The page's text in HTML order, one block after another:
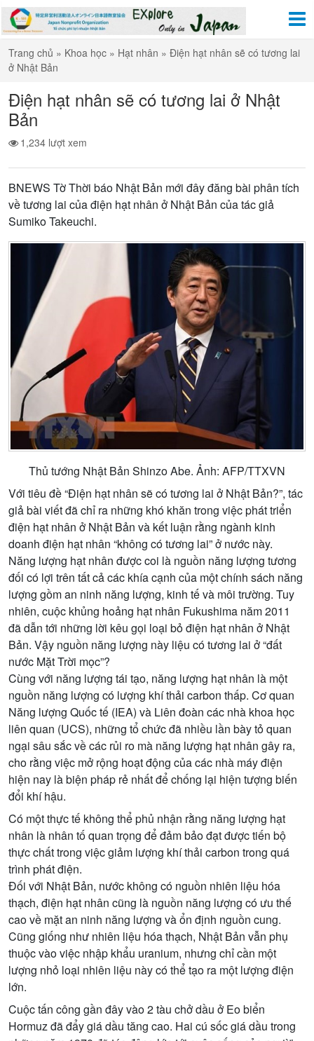
Trang chủ » Khoa học » Hạt nhân » Điện hạt nhân sẽ có tương lai
ở Nhật Bản
Điện hạt nhân sẽ có tương lai ở Nhật
Bản
1,234 lượt xem
BNEWS Tờ Thời báo Nhật Bản mới đây đăng bài phân tích
về tương lai của điện hạt nhân ở Nhật Bản của tác giả
Sumiko Takeuchi.
Thủ tướng Nhật Bản Shinzo Abe. Ảnh: AFP/TTXVN
Với tiêu đề “Điện hạt nhân sẽ có tương lai ở Nhật Bản?”, tác
giả bài viết đã chỉ ra những khó khăn trong việc phát triển
điện hạt nhân ở Nhật Bản và kết luận rằng ngành kinh
doanh điện hạt nhân “không có tương lai” ở nước này.
Năng lượng hạt nhân được coi là nguồn năng lượng tương
đối có lợi trên tất cả các khía cạnh của một chính sách năng
lượng gồm an ninh năng lượng, kinh tế và môi trường. Tuy
nhiên, cuộc khủng hoảng hạt nhân Fukushima năm 2011
đã dẫn tới những lời kêu gọi loại bỏ điện hạt nhân ở Nhật
Bản. Vậy nguồn năng lượng này liệu có tương lai ở “đất
nước Mặt Trời mọc”?
Cùng với năng lượng tái tạo, năng lượng hạt nhân là một
nguồn năng lượng có lượng khí thải carbon thấp. Cơ quan
Năng lượng Quốc tế (IEA) và Liên đoàn các nhà khoa học
liên quan (UCS), những tổ chức đã nhiều lần bày tỏ quan
ngại sâu sắc về các rủi ro mà năng lượng hạt nhân gây ra,
cho rằng việc mở rộng hoạt động của các nhà máy điện
hiện nay là biện pháp rẻ nhất để chống lại hiện tượng biến
đổi khí hậu.
Có một thực tế không thể phủ nhận rằng năng lượng hạt
nhân là nhân tố quan trọng để đảm bảo đạt được tiến bộ
thực chất trong việc giảm lượng khí thải carbon trong quá
trình phát điện.
Đối với Nhật Bản, nước không có nguồn nhiên liệu hóa
thạch, điện hạt nhân cũng là nguồn năng lượng có ưu thế
cao về mặt an ninh năng lượng và ổn định nguồn cung.
Cũng giống như nhiên liệu hóa thạch, Nhật Bản vẫn phụ
thuộc vào việc nhập khẩu uranium, nhưng chỉ cần một
lượng nhỏ loại nhiên liệu này có thể tạo ra một lượng điện
lớn.
Cuộc tấn công gần đây vào 2 tàu chở dầu ở Eo biển
Hormuz đã đẩy giá dầu tăng cao. Hai cú sốc giá dầu trong